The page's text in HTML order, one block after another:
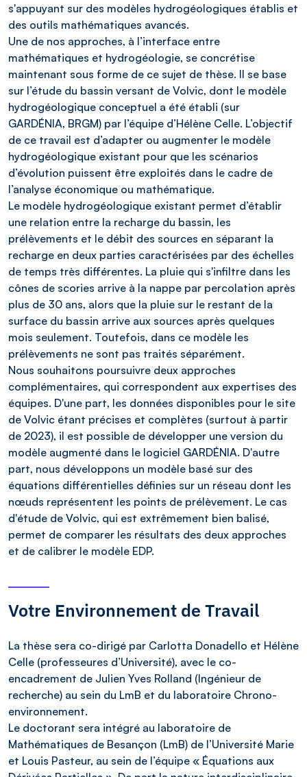
s'appuyant sur des modèles hydrogéologiques établis et
des outils mathématiques avancés.
Une de nos approches, à l’interface entre
mathématiques et hydrogéologie, se concrétise
maintenant sous forme de ce sujet de thèse. Il se base
sur l’étude du bassin versant de Volvic, dont le modèle
hydrogéologique conceptuel a été établi (sur
GARDÉNIA, BRGM) par l’équipe d’Hélène Celle. L’objectif
de ce travail est d’adapter ou augmenter le modèle
hydrogéologique existant pour que les scénarios
d’évolution puissent être exploités dans le cadre de
l’analyse économique ou mathématique.
Le modèle hydrogéologique existant permet d’établir
une relation entre la recharge du bassin, les
prélèvements et le débit des sources en séparant la
recharge en deux parties caractérisées par des échelles
de temps très différentes. La pluie qui s'infiltre dans les
cônes de scories arrive à la nappe par percolation après
plus de 30 ans, alors que la pluie sur le restant de la
surface du bassin arrive aux sources après quelques
mois seulement. Toutefois, dans ce modèle les
prélèvements ne sont pas traités séparément.
Nous souhaitons poursuivre deux approches
complémentaires, qui correspondent aux expertises des
équipes. D'une part, les données disponibles pour le site
de Volvic étant précises et complètes (surtout à partir
de 2023), il est possible de développer une version du
modèle augmenté dans le logiciel GARDÉNIA. D'autre
part, nous développons un modèle basé sur des
équations différentielles définies sur un réseau dont les
nœuds représentent les points de prélèvement. Le cas
d'étude de Volvic, qui est extrêmement bien balisé,
permet de comparer les résultats des deux approches
et de calibrer le modèle EDP.
Votre Environnement de Travail
La thèse sera co-dirigé par Carlotta Donadello et Hélène
Celle (professeures d’Université), avec le co-
encadrement de Julien Yves Rolland (Ingénieur de
recherche) au sein du LmB et du laboratoire Chrono-
environnement.
Le doctorant sera intégré au laboratoire de
Mathématiques de Besançon (LmB) de l’Université Marie
et Louis Pasteur, au sein de l’équipe « Équations aux